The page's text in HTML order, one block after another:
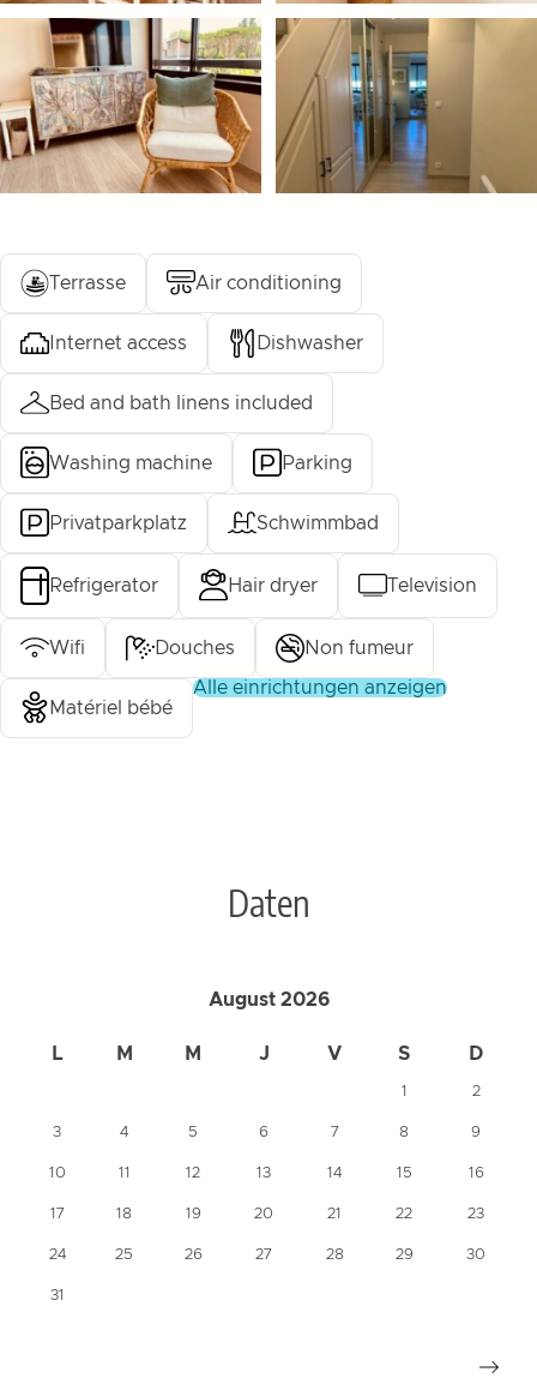
Terrasse Air conditioning
Internet access Dishwasher
Bed and bath linens included
Washing machine Parking
Privatparkplatz Schwimmbad
Refrigerator Hair dryer Television
Wifi Douches Non fumeur
Matériel bébé
alle einrichtungen anzeigen
Daten
August 2026
L M M J V S D
1 2
3 4 5 6 7 8 9
10 11 12 13 14 15 16
17 18 19 20 21 22 23
24 25 26 27 28 29 30
31